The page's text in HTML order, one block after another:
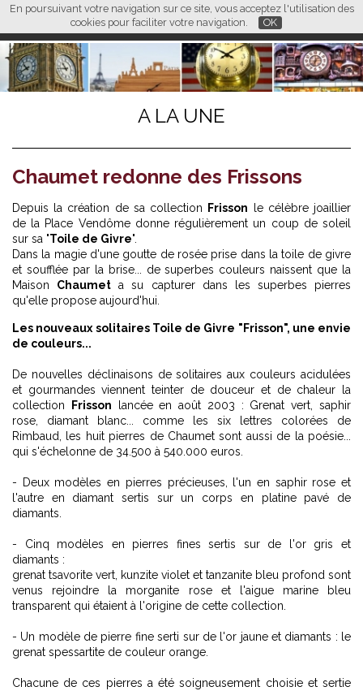
En poursuivant votre navigation sur ce site, vous acceptez l'utilisation des
cookies pour faciliter votre navigation.
OK
FR EN CN
L M
A LA UNE
Chaumet redonne des Frissons
Depuis la création de sa collection Frisson le célèbre joaillier
de la Place Vendôme donne régulièrement un coup de soleil
sur sa "Toile de Givre".
Dans la magie d'une goutte de rosée prise dans la toile de givre
et soufflée par la brise... de superbes couleurs naissent que la
Maison Chaumet a su capturer dans les superbes pierres
qu'elle propose aujourd'hui.
Les nouveaux solitaires Toile de Givre "Frisson", une envie
de couleurs...
De nouvelles déclinaisons de solitaires aux couleurs acidulées
et gourmandes viennent teinter de douceur et de chaleur la
collection
Frisson lancée en août 2003 : Grenat vert, saphir
rose, diamant blanc... comme les six lettres colorées de
Rimbaud, les huit pierres de Chaumet sont aussi de la poésie...
qui s'échelonne de 34.500 à 540.000 euros.
- Deux modèles en pierres précieuses, l'un en saphir rose et
l'autre en diamant sertis sur un corps en platine pavé de
diamants.
- Cinq modèles en pierres fines sertis sur de l'or gris et
diamants :
grenat tsavorite vert, kunzite violet et tanzanite bleu profond sont
venus rejoindre la morganite rose et l'aigue marine bleu
transparent qui étaient à l'origine de cette collection.
- Un modèle de pierre fine serti sur de l'or jaune et diamants : le
grenat spessartite de couleur orange.
Chacune de ces pierres a été soigneusement choisie et sertie